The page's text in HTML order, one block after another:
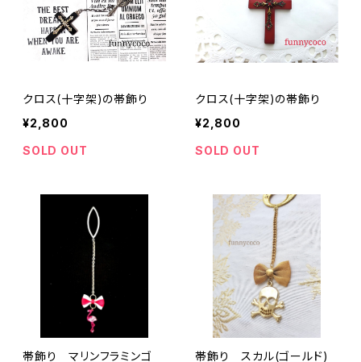
クロス(十字架)の帯飾り
¥2,800
SOLD OUT
クロス(十字架)の帯飾り
¥2,800
SOLD OUT
帯飾り マリンフラミンゴ
帯飾り スカル(ゴールド)